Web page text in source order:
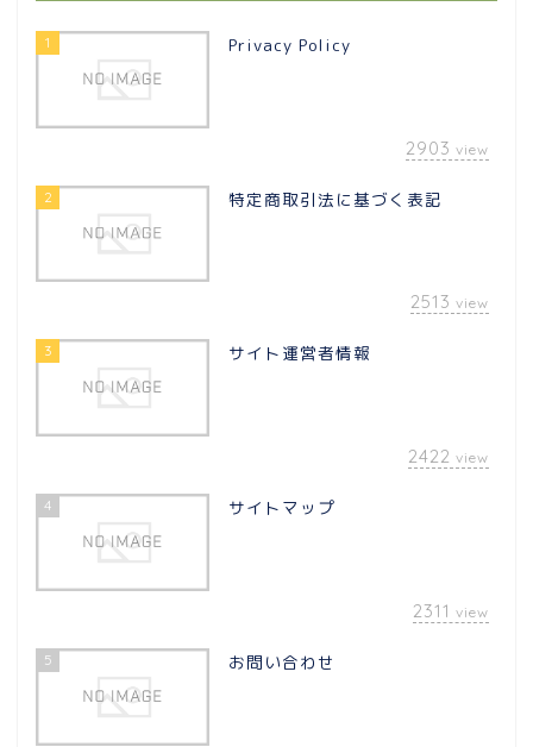
1 Privacy Policy
2903 view
2 特定商取引法に基づく表記
2513 view
3 サイト運営者情報
2422 view
4 サイトマップ
2311 view
5 お問い合わせ